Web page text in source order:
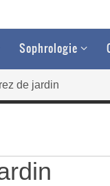
Sophrologie
de jardin